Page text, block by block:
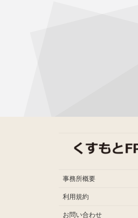
事務所概要
利用規約
お問い合わせ